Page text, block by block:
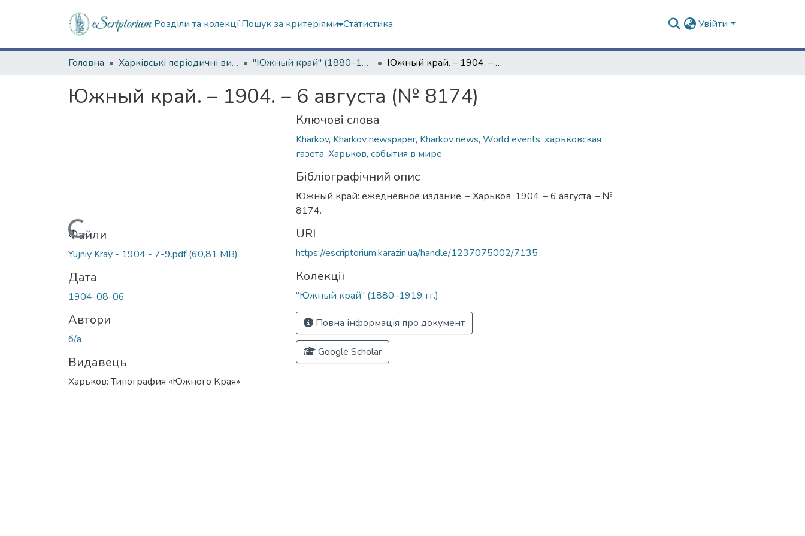
Розділи та колекціїПошук за критеріями Статистика Увійти
Головна Харківські періодичні видання "Южный край" (1880–1919 гг.) Южный край. – 1904. – 6 августа (№ 8174)
Южный край. – 1904. – 6 августа (№ 8174)
Вантажиться...
Файли
Yujniy Kray - 1904 - 7-9.pdf(60,81 MB)
Дата
1904-08-06
Автори
б/а
Видавець
Харьков: Типография «Южного Края»
Ключові слова
Kharkov, Kharkov newspaper, Kharkov news, World events, харьковская
газета, Харьков, события в мире
Бібліографічний опис
Южный край: ежедневное издание. – Харьков, 1904. – 6 августа. – №
8174.
URI
https://escriptorium.karazin.ua/handle/1237075002/7135
Колекції
"Южный край" (1880–1919 гг.)
Повна інформація про документ
Google Scholar